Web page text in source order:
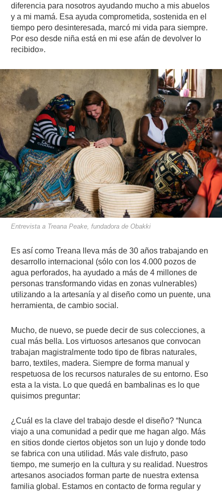
diferencia para nosotros ayudando mucho a mis abuelos
y a mi mamá. Esa ayuda comprometida, sostenida en el
tiempo pero desinteresada, marcó mi vida para siempre.
Por eso desde niña está en mi ese afán de devolver lo
recibido».
Entrevista a Treana Peake, fundadora de Obakki
Es así como Treana lleva más de 30 años trabajando en
desarrollo internacional (sólo con los 4.000 pozos de
agua perforados, ha ayudado a más de 4 millones de
personas transformando vidas en zonas vulnerables)
utilizando a la artesanía y al diseño como un puente, una
herramienta, de cambio social.
Mucho, de nuevo, se puede decir de sus colecciones, a
cual más bella. Los virtuosos artesanos que convocan
trabajan magistralmente todo tipo de fibras naturales,
barro, textiles, madera. Siempre de forma manual y
respetuosa de los recursos naturales de su entorno. Eso
esta a la vista. Lo que quedá en bambalinas es lo que
quisimos preguntar:
¿Cuál es la clave del trabajo desde el diseño? “Nunca
viajo a una comunidad a pedir que me hagan algo. Más
en sitios donde ciertos objetos son un lujo y donde todo
se fabrica con una utilidad. Más vale disfruto, paso
tiempo, me sumerjo en la cultura y su realidad. Nuestros
artesanos asociados forman parte de nuestra extensa
familia global. Estamos en contacto de forma regular y